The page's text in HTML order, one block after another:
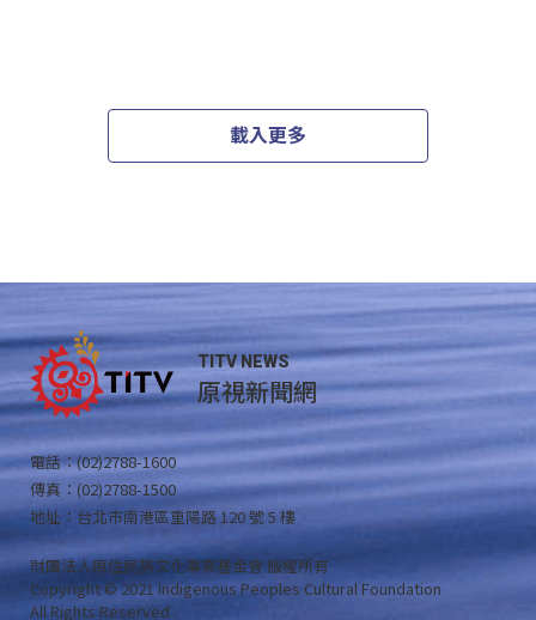
載入更多
TITV NEWS
原視新聞網
電話：(02)2788-1600
傳真：(02)2788-1500
地址：台北市南港區重陽路 120 號 5 樓
財團法人原住民族文化事業基金會 版權所有
Copyright © 2021 Indigenous Peoples Cultural Foundation
All Rights Reserved .